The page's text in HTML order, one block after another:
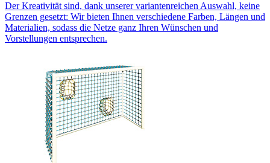
Der Kreativität sind, dank unserer variantenreichen Auswahl, keine
Grenzen gesetzt: Wir bieten Ihnen verschiedene Farben, Längen und
Materialien, sodass die Netze ganz Ihren Wünschen und
Vorstellungen entsprechen.